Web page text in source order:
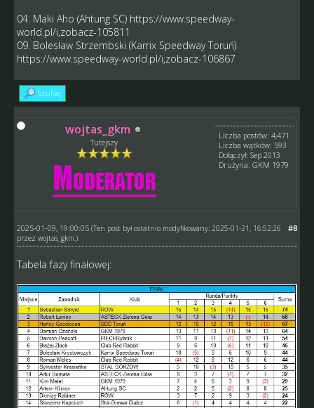
04. Maki Aho (Ahtung SC) https://www.speedway-
world.pl/i,zobacz-105811
09. Bolesław Strzembski (Karrix Speedway Toruń)
https://www.speedway-world.pl/i,zobacz-106867
Szukaj
wojtas_gkm
Tutejszy
Liczba postów: 4,471
Liczba wątków: 593
Dołączył: Sep 2013
Drużyna: GKM 1979
#8
2025-01-09, 19:00:05 (Ten post był ostatnio modyfikowany: 2025-01-21, 16:52:26
przez wojtas_gkm.)
Tabela fazy finałowej: